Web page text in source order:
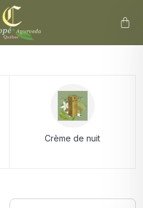
Crème de nuit